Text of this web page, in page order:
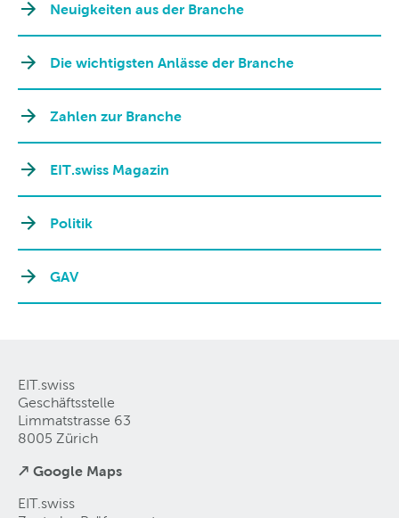
Neuigkeiten aus der Branche
Die wichtigsten Anlässe der Branche
Zahlen zur Branche
EIT.swiss Magazin
Politik
GAV
EIT.swiss
Geschäftsstelle
Limmatstrasse 63
8005 Zürich
↗ Google Maps
EIT.swiss